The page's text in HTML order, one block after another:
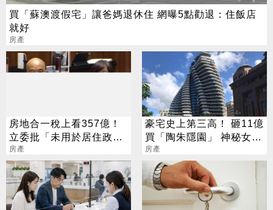
買「蘇澳渡假宅」讓爸媽退休住 網曝5點勸退：住飯店
就好
房產
房地合一稅上看357億！
立委批「未用於居住政
策」 蘇貞昌語塞
房產
豪宅史上第三高！ 砸11億
買「陶朱隱園」 神秘女買
家曝光
房產